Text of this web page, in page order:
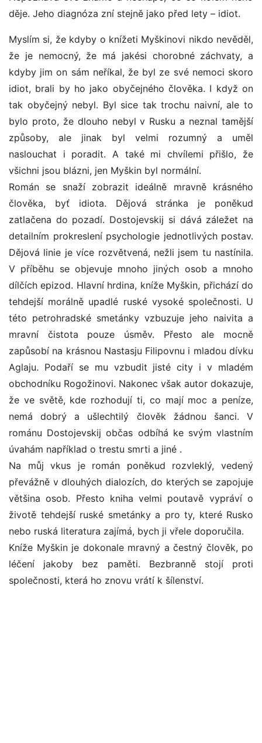
děje. Jeho diagnóza zní stejně jako před lety – idiot.
Myslím si, že kdyby o knížeti Myškinovi nikdo nevěděl,
že je nemocný, že má jakési chorobné záchvaty, a
kdyby jim on sám neříkal, že byl ze své nemoci skoro
idiot, brali by ho jako obyčejného člověka. I když on
tak obyčejný nebyl. Byl sice tak trochu naivní, ale to
bylo proto, že dlouho nebyl v Rusku a neznal tamější
způsoby, ale jinak byl velmi rozumný a uměl
naslouchat i poradit. A také mi chvílemi přišlo, že
všichni jsou blázni, jen Myškin byl normální.
Román se snaží zobrazit ideálně mravně krásného
člověka, byť idiota. Dějová stránka je poněkud
zatlačena do pozadí. Dostojevskij si dává záležet na
detailním prokreslení psychologie jednotlivých postav.
Dějová linie je více rozvětvená, nežli jsem tu nastínila.
V příběhu se objevuje mnoho jiných osob a mnoho
dílčích epizod. Hlavní hrdina, kníže Myškin, přichází do
tehdejší morálně upadlé ruské vysoké společnosti. U
této petrohradské smetánky vzbuzuje jeho naivita a
mravní čistota pouze úsměv. Přesto ale mocně
zapůsobí na krásnou Nastasju Filipovnu i mladou dívku
Aglaju. Podaří se mu vzbudit jisté city i v mladém
obchodníku Rogožinovi. Nakonec však autor dokazuje,
že ve světě, kde rozhodují ti, co mají moc a peníze,
nemá dobrý a ušlechtilý člověk žádnou šanci. V
románu Dostojevskij občas odbíhá ke svým vlastním
úvahám například o trestu smrti a jiné .
Na můj vkus je román poněkud rozvleklý, vedený
převážně v dlouhých dialozích, do kterých se zapojuje
většina osob. Přesto kniha velmi poutavě vypráví o
životě tehdejší ruské smetánky a pro ty, které Rusko
nebo ruská literatura zajímá, bych ji vřele doporučila.
Kníže Myškin je dokonale mravný a čestný člověk, po
léčení jakoby bez paměti. Bezbranně stojí proti
společnosti, která ho znovu vrátí k šílenství.